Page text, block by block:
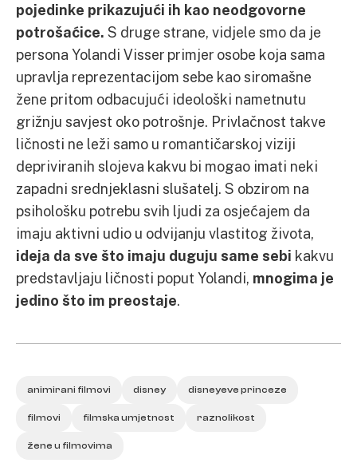
pojedinke prikazujući ih kao neodgovorne
potrošaćice. S druge strane, vidjele smo da je
persona Yolandi Visser primjer osobe koja sama
upravlja reprezentacijom sebe kao siromašne
žene pritom odbacujući ideološki nametnutu
grižnju savjest oko potrošnje. Privlačnost takve
ličnosti ne leži samo u romantičarskoj viziji
depriviranih slojeva kakvu bi mogao imati neki
zapadni srednjeklasni slušatelj. S obzirom na
psihološku potrebu svih ljudi za osjećajem da
imaju aktivni udio u odvijanju vlastitog života,
ideja da sve što imaju duguju same sebi kakvu
predstavljaju ličnosti poput Yolandi, mnogima je
jedino što im preostaje.
animirani filmovi disney disneyeve princeze
filmovi filmska umjetnost raznolikost
žene u filmovima